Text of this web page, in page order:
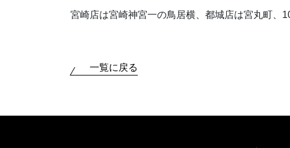
宮崎店は宮崎神宮一の鳥居横、都城店は宮丸町、
一覧に戻る